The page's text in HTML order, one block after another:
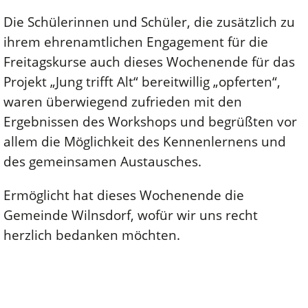
Die Schülerinnen und Schüler, die zusätzlich zu
ihrem ehrenamtlichen Engagement für die
Freitagskurse auch dieses Wochenende für das
Projekt „Jung trifft Alt“ bereitwillig „opferten“,
waren überwiegend zufrieden mit den
Ergebnissen des Workshops und begrüßten vor
allem die Möglichkeit des Kennenlernens und
des gemeinsamen Austausches.
Ermöglicht hat dieses Wochenende die
Gemeinde Wilnsdorf, wofür wir uns recht
herzlich bedanken möchten.